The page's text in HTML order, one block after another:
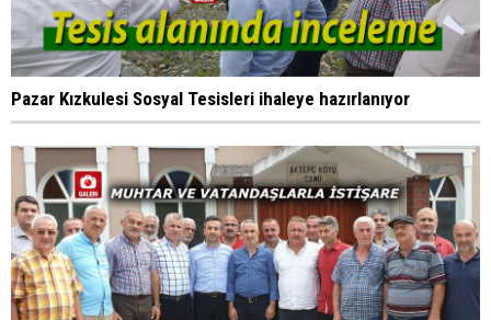
Pazar Kızkulesi Sosyal Tesisleri ihaleye hazırlanıyor